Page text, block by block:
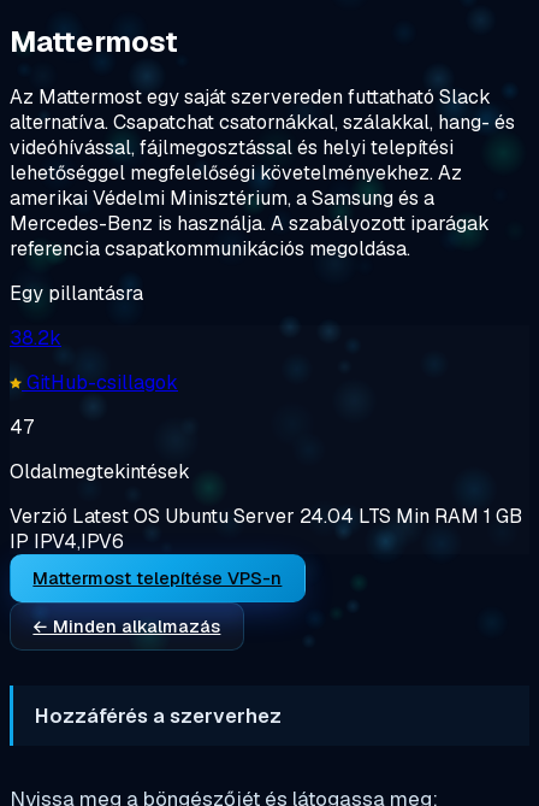
Mattermost
Az Mattermost egy saját szervereden futtatható Slack
alternatíva. Csapatchat csatornákkal, szálakkal, hang- és
videóhívással, fájlmegosztással és helyi telepítési
lehetőséggel megfelelőségi követelményekhez. Az
amerikai Védelmi Minisztérium, a Samsung és a
Mercedes-Benz is használja. A szabályozott iparágak
referencia csapatkommunikációs megoldása.
Egy pillantásra
38.2k
GitHub-csillagok
47
Oldalmegtekintések
Verzió LatestOS Ubuntu Server 24.04 LTS Min RAM 1 GB
IP IPV4,IPV6
Mattermost telepítése VPS-n
← Minden alkalmazás
Hozzáférés a szerverhez
Nyissa meg a böngészőjét és látogassa meg: